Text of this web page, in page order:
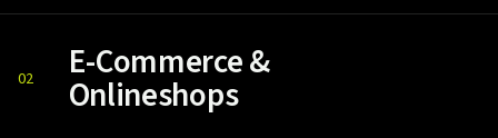
02 E-Commerce &
Onlineshops